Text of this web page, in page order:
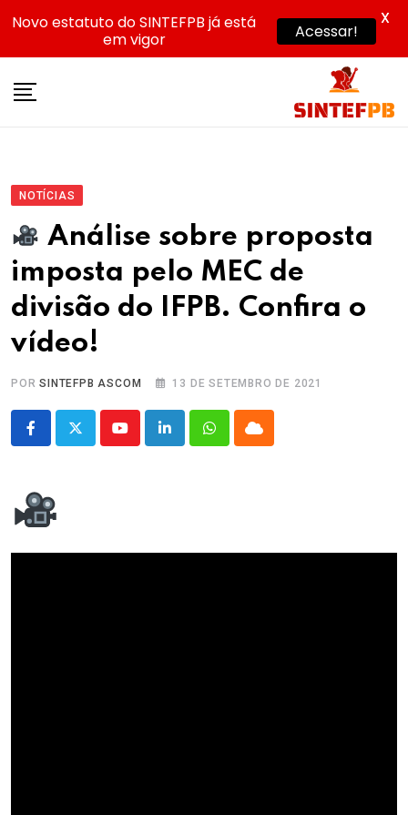
NOTÍCIAS
Análise sobre proposta
imposta pelo MEC de
divisão do IFPB. Confira o
vídeo!
PORSINTEFPB ASCOM 13 DE SETEMBRO DE 2021
YoutubeLinkedInWhatsappCloud
Novo estatuto do SINTEFPB já está
em vigor
Acessar!
X